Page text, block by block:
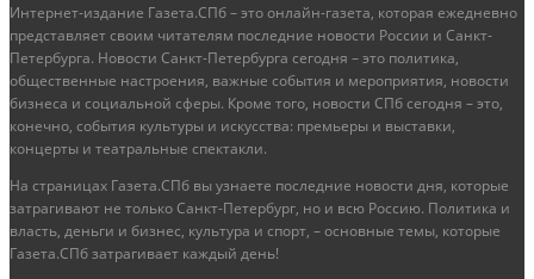
Интернет-издание Газета.СПб – это онлайн-газета, которая ежедневно
представляет своим читателям последние новости России и Санкт-
Петербурга. Новости Санкт-Петербурга сегодня – это политика,
общественные настроения, важные события и мероприятия, новости
бизнеса и социальной сферы. Кроме того, новости СПб сегодня – это,
конечно, события культуры и искусства: премьеры и выставки,
концерты и театральные спектакли.
На страницах Газета.СПб вы узнаете последние новости дня, которые
затрагивают не только Санкт-Петербург, но и всю Россию. Политика и
власть, деньги и бизнес, культура и спорт, – основные темы, которые
Газета.СПб затрагивает каждый день!